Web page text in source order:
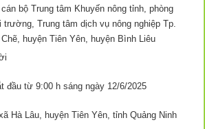
bộ Trung tâm Khuyến nông tỉnh, phòng
trường, Trung tâm dịch vụ nông nghiệp Tp.
huyện Tiên Yên, huyện Bình Liêu
đầu từ 9:00 h sáng ngày 12/6/2025
Hà Lâu, huyện Tiên Yên, tỉnh Quảng Ninh